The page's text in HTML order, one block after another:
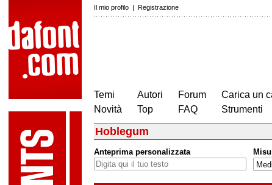
Il mio profilo | Registrazione
Temi
Novità
Autori
Top
Forum
FAQ
Carica un
Strumenti
Hoblegum
Anteprima personalizzata